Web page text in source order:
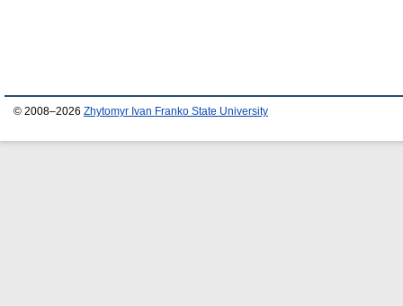
© 2008–2026 Zhytomyr Ivan Franko State University